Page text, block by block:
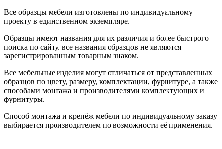
Все образцы мебели изготовлены по индивидуальному
проекту в единственном экземпляре.
Образцы имеют названия для их различия и более быстрого
поиска по сайту, все названия образцов не являются
зарегистрированным товарным знаком.
Все мебельные изделия могут отличаться от представленных
образцов по цвету, размеру, комплектации, фурнитуре, а также
способами монтажа и производителями комплектующих и
фурнитуры.
Способ монтажа и крепёж мебели по индивидуальному заказу
выбирается производителем по возможности её применения.